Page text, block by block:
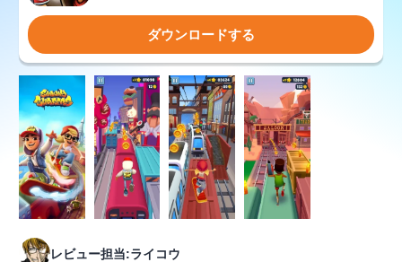
ダウンロードする
レビュー担当:ライコウ